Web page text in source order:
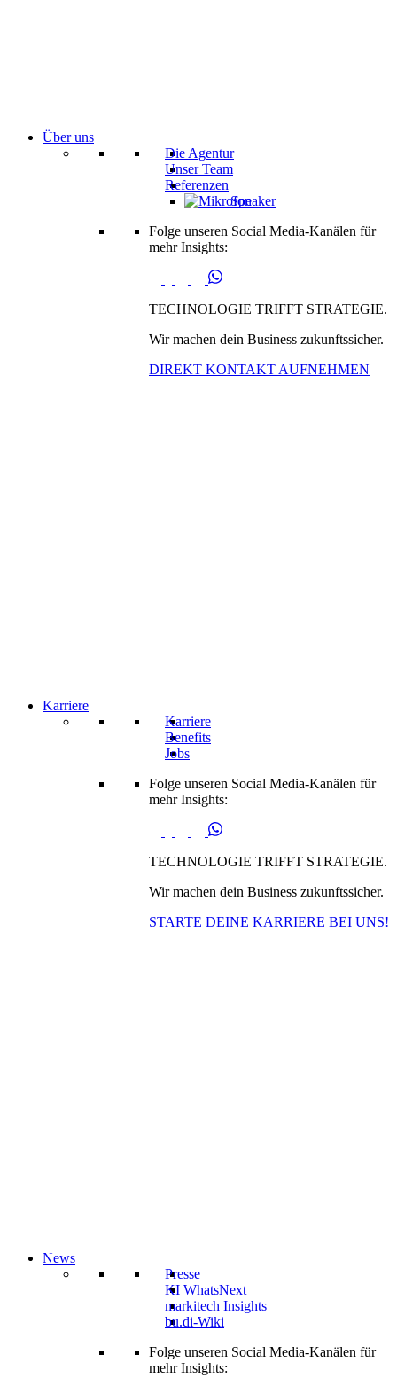
Über uns
Die Agentur
Unser Team
Referenzen
Speaker
Folge unseren Social Media-Kanälen für
mehr Insights:
TECHNOLOGIE TRIFFT STRATEGIE.
Wir machen dein Business zukunftssicher.
DIREKT KONTAKT AUFNEHMEN
Karriere
Karriere
Benefits
Jobs
Folge unseren Social Media-Kanälen für
mehr Insights:
TECHNOLOGIE TRIFFT STRATEGIE.
Wir machen dein Business zukunftssicher.
STARTE DEINE KARRIERE BEI UNS!
News
Presse
KI WhatsNext
markitech Insights
bu.di-Wiki
Folge unseren Social Media-Kanälen für
mehr Insights: